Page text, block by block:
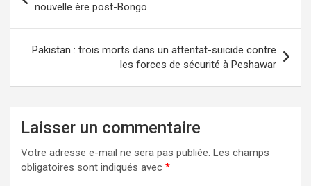
nouvelle ère post-Bongo
Pakistan : trois morts dans un attentat-suicide contre
les forces de sécurité à Peshawar
Laisser un commentaire
Votre adresse e-mail ne sera pas publiée. Les champs
obligatoires sont indiqués avec *